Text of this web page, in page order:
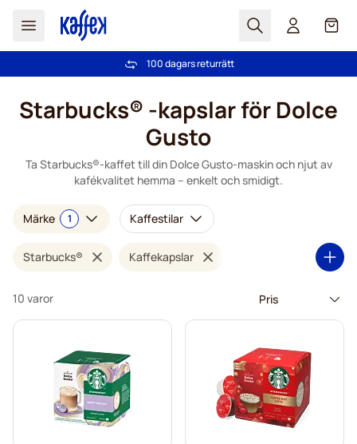
Sök Cart
Fri frakt över 499 kr
100 dagars returrätt
Starbucks® -kapslar för Dolce
Gusto
Ta Starbucks®-kaffet till din Dolce Gusto-maskin och njut av
kafékvalitet hemma – enkelt och smidigt.
Märke 1 Kaffestilar
Starbucks® Kaffekapslar
10 varor